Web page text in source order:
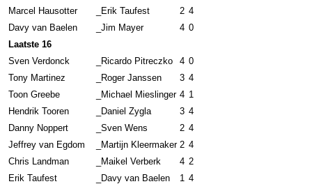
Marcel Hausotter
Erik Taufest 2 4
Davy van Baelen
Jim Mayer 4 0
Laatste 16
Sven Verdonck
Ricardo Pitreczko 4 0
Tony Martinez
Roger Janssen 3 4
Toon Greebe
Michael Mieslinger 4 1
Hendrik Tooren
Daniel Zygla 3 4
Danny Noppert
Sven Wens 2 4
Jeffrey van Egdom
Martijn Kleermaker 2 4
Chris Landman
Maikel Verberk 4 2
Erik Taufest
Davy van Baelen 1 4